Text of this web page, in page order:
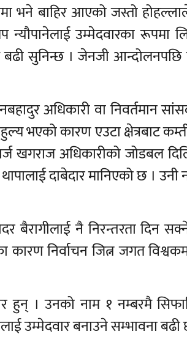
भने बाहिर आएको जस्तो
न्यौपानेलाई उम्मेदवारका
सुनिन्छ । जेनजी आन्दोलनपछि
अधिकारी वा निवर्तमान
भएको कारण एउटा क्षेत्रबाट
खगराज अधिकारीको जोडबल
दाबेदार मानिएको छ ।
बैरागीलाई नै निरन्तरता दिन
निर्वाचन जित्न जगत
हुन् । उनको नाम १ नम्बरमै
उम्मेदवार बनाउने सम्भावना बढी